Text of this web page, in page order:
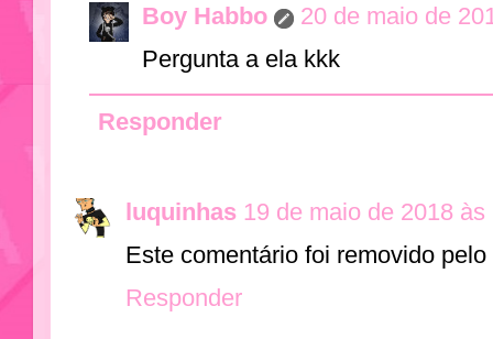
Boy Habbo
20 de maio de
Pergunta a ela kkk
Responder
luquinhas 19 de maio de 2018 às
Este comentário foi removido pelo
Responder